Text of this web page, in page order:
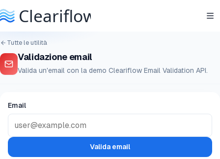
Tutte le utilità
Validazione email
Valida un'email con la demo Cleariflow Email Validation API.
Email
Valida email